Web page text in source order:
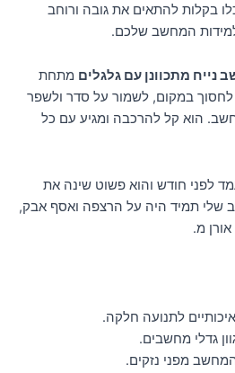
בקלות להתאים את גובה ורוחב
המחשב שלכם.
מתכוונן עם גלגלים מתחת
במקום, לשמור על סדר ולשפר
הוא קל להרכבה ומגיע עם כל
לפני חודש והוא פשוט שינה את
שלי תמיד היה על הרצפה ואסף אבק,
אורן מ.
לתנועה חלקה.
גדלי מחשבים.
מפני נזקים.